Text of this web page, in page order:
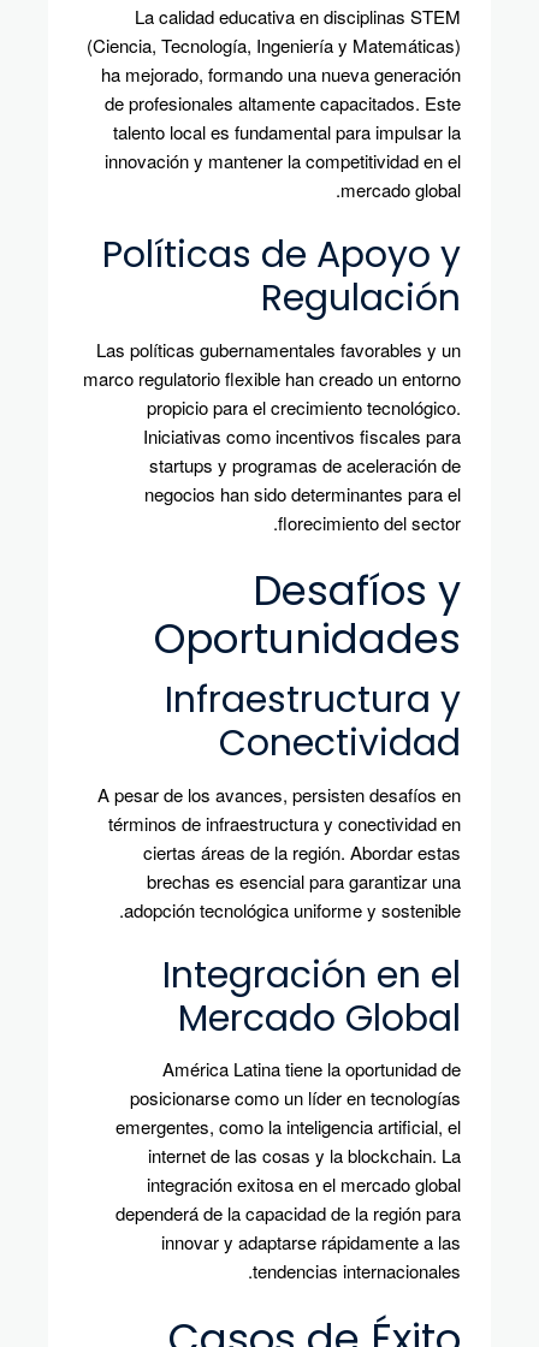
La calidad educativa en disciplinas STEM
(Ciencia, Tecnología, Ingeniería y Matemáticas)
ha mejorado, formando una nueva generación
de profesionales altamente capacitados. Este
talento local es fundamental para impulsar la
innovación y mantener la competitividad en el
mercado global.
Políticas de Apoyo y
Regulación
Las políticas gubernamentales favorables y un
marco regulatorio flexible han creado un entorno
propicio para el crecimiento tecnológico.
Iniciativas como incentivos fiscales para
startups y programas de aceleración de
negocios han sido determinantes para el
florecimiento del sector.
Desafíos y
Oportunidades
Infraestructura y
Conectividad
A pesar de los avances, persisten desafíos en
términos de infraestructura y conectividad en
ciertas áreas de la región. Abordar estas
brechas es esencial para garantizar una
adopción tecnológica uniforme y sostenible.
Integración en el
Mercado Global
América Latina tiene la oportunidad de
posicionarse como un líder en tecnologías
emergentes, como la inteligencia artificial, el
internet de las cosas y la blockchain. La
integración exitosa en el mercado global
dependerá de la capacidad de la región para
innovar y adaptarse rápidamente a las
tendencias internacionales.